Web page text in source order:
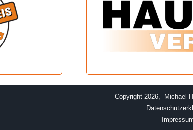
Copyright 2026, Michael
Impressum